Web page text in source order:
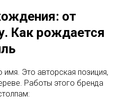
от
Как рождается
имя. Это авторская позиция,
Работы этого бренда